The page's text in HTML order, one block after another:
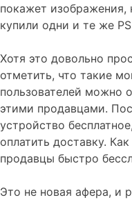
покажет изображения,
купили одни и те же
Хотя это довольно
отметить, что такие
пользователей можно
этими продавцами.
устройство
оплатить доставку.
продавцы быстро
Это не новая афера, и